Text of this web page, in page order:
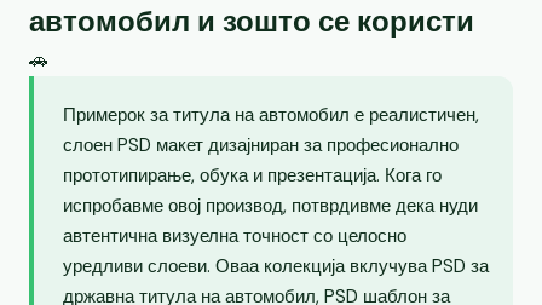
автомобил и зошто се користи
🚗
Примерок за титула на автомобил е реалистичен,
слоен PSD макет дизајниран за професионално
прототипирање, обука и презентација. Кога го
испробавме овој производ, потврдивме дека нуди
автентична визуелна точност со целосно
уредливи слоеви. Оваа колекција вклучува PSD за
државна титула на автомобил, PSD шаблон за